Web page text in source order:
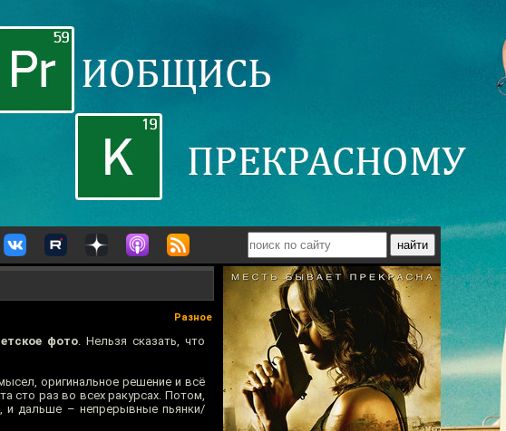
Разное
фото. Нельзя сказать, что
оригинальное решение и всё
сто раз во всех ракурсах. Потом,
и дальше – непрерывные пьянки/